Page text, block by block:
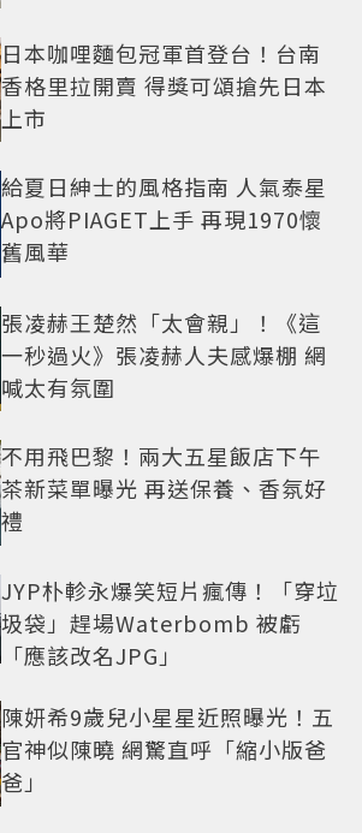
日本咖哩麵包冠軍首登台！台南
香格里拉開賣 得獎可頌搶先日本
上市
給夏日紳士的風格指南 人氣泰星
Apo將PIAGET上手 再現1970懷
舊風華
張凌赫王楚然「太會親」！《這
一秒過火》張凌赫人夫感爆棚 網
喊太有氛圍
不用飛巴黎！兩大五星飯店下午
茶新菜單曝光 再送保養、香氛好
禮
JYP朴軫永爆笑短片瘋傳！「穿垃
圾袋」趕場Waterbomb 被虧
「應該改名JPG」
陳妍希9歲兒小星星近照曝光！五
官神似陳曉 網驚直呼「縮小版爸
爸」